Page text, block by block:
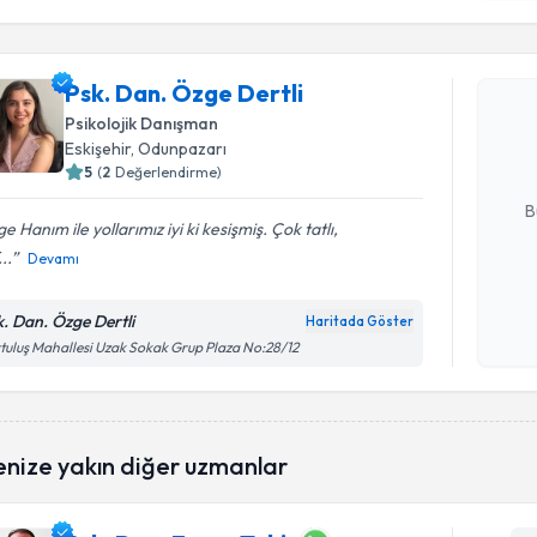
Psk. Dan. Özge Dertli
Psikolojik Danışman
Eskişehir, Odunpazarı
5 (2 Değerlendirme)
Hanım ile yollarımız iyi ki kesişmiş. Çok tatlı,
Devamı
Dan. Özge Dertli Haritada Göster
Mahallesi Uzak Sokak Grup Plaza No:28/12
Psk. Dan.
yakın diğer uzmanlar